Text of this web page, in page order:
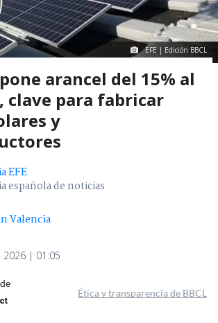
EFE | Edición BBCL
arancel del 15% al
clave para fabricar
y
EFE
española de noticias
Valencia
2026 | 01:05
Ética y transparencia de BBCL